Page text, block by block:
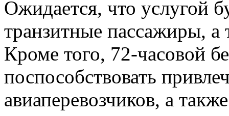
Ожидается, что услугой
транзитные пассажиры,
Кроме того, 72-часовой
поспособствовать
авиаперевозчиков, а